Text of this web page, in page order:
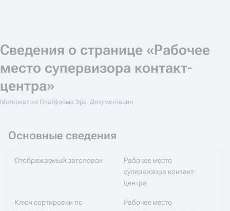
Сведения о странице «Рабочее
место супервизора контакт-
центра»
Материал из Платформа Эра. Документации
Основные сведения
Отображаемый заголовок
Рабочее место
супервизора контакт-
центра
Ключ сортировки по
Рабочее место